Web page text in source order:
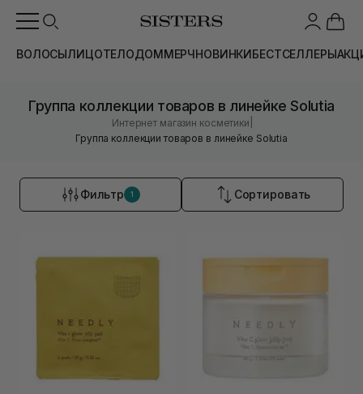
ВОЛОСЫЛИЦОТЕЛОДОММЕРЧНОВИНКИБЕСТСЕЛЛЕРЫ
Группа коллекции товаров в линейке Solutia
Интернет магазин косметики
Группа коллекции товаров в линейке Solutia
Фильтр 1 Сортировать